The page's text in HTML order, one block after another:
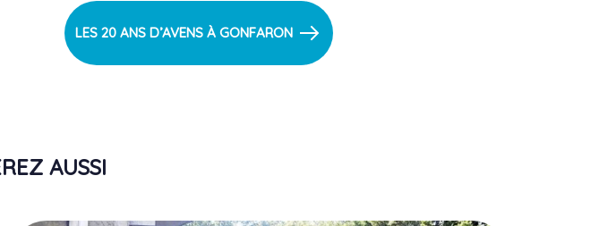
NEXT
LES 20 ANS D’AVENS À GONFARON
AUSSI